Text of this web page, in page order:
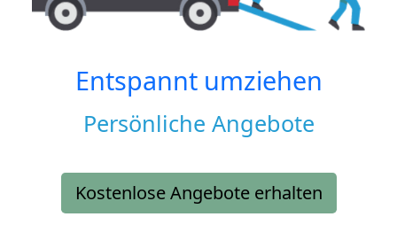
Entspannt umziehen
Persönliche Angebote
Kostenlose Angebote erhalten